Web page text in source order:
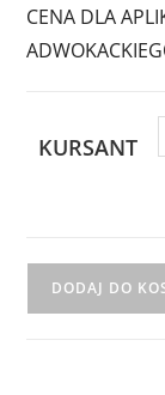
CENA DLA
KURSANT
DODAJ DO